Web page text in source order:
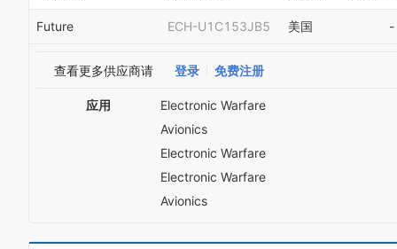
Future ECH-U1C153JB5 美国 -
查看更多供应商请 登录 免费注册
应用
Electronic Warfare
Avionics
Electronic Warfare
Electronic Warfare
Avionics